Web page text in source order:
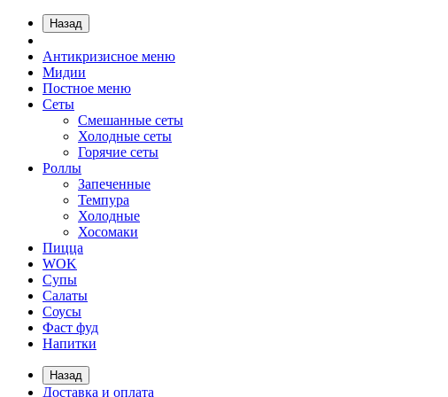
Назад
Антикризисное меню
Мидии
Постное меню
Сеты
Смешанные сеты
Холодные сеты
Горячие сеты
Роллы
Запеченные
Темпура
Холодные
Хосомаки
Пицца
WOK
Супы
Салаты
Соусы
Фаст фуд
Напитки
Назад
Доставка и оплата